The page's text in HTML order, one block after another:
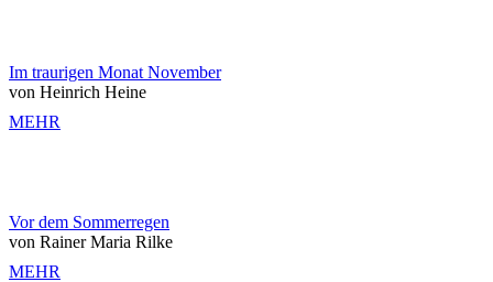
Im traurigen Monat November
von Heinrich Heine
MEHR
Vor dem Sommerregen
von Rainer Maria Rilke
MEHR